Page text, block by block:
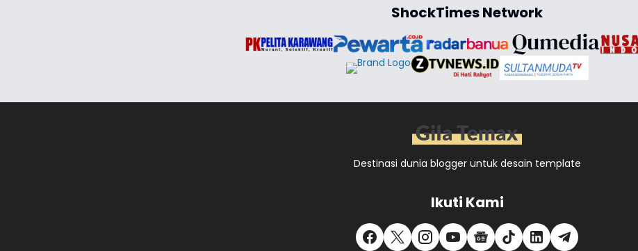
ShockTimes Network
Destinasi dunia blogger untuk desain template
Ikuti Kami